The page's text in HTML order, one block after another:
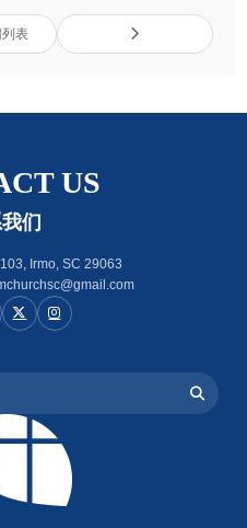
表
US
们
Irmo, SC 29063